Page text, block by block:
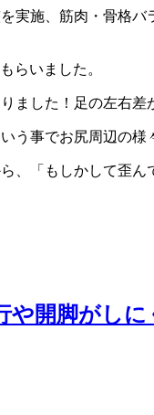
実施、筋肉・骨格
らいました。
ました！足の左右
う事でお尻周辺の
、「もしかして歪
や開脚がし